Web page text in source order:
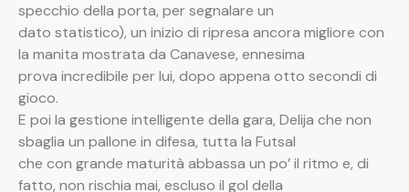
specchio della porta, per segnalare un
dato statistico), un inizio di ripresa ancora migliore con
la manita mostrata da Canavese, ennesima
prova incredibile per lui, dopo appena otto secondi di
gioco.
E poi la gestione intelligente della gara, Delija che non
sbaglia un pallone in difesa, tutta la Futsal
che con grande maturità abbassa un po’ il ritmo e, di
fatto, non rischia mai, escluso il gol della